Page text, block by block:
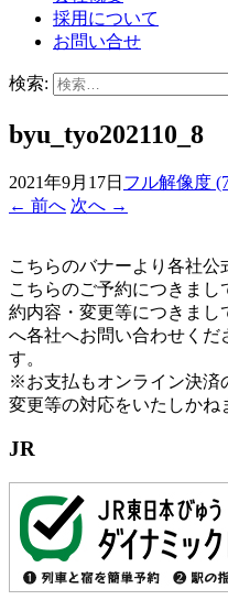
採用について
お問い合せ
検索:
byu_tyo202110_8
2021年9月17日 フル解像度
← 前へ 次へ →
こちらのバナーより各社公
こちらのご予約につきま
約内容・変更等につきま
へ各社へお問い合わせくだ
す。
※お支払もオンライン決済
変更等の対応をいたしかね
JR